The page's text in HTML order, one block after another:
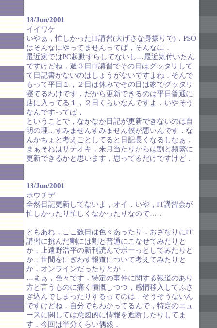
18/Jun/2001
イイワケ
いやぁ，忙しかったIT講習(大げさな身振りで)．PSO
はそんなにやってませんってば，そんなに．
最近家ではPC起動すらしてないし…最近気付いたん
ですけどね，週３日IT講習でその日はグッタリして
て日記書かないのはしょうがないですよね．そんで
もって平日１，２日は休みでその日は家でグッタリ
寝てるわけです．だから更新できるのは平日普通に
店に入ってる１，２日くらいなんですよ．いやそう
なんですってば．
ということで，なかなか日記が更新できないのは自
明の理…すみませんすみません僕が悪いんです．な
んかちょと考えごとしてると日記長くなるしなぁ．
まぁそれはサテオキ，来月当たりからは割と頻繁に
更新できるかと思います，思ってるだけですけど．
13/Jun/2001
ホウチデ
全然日記更新してないよ，オイ．いや，IT講習会が
忙しかったり忙しくなかったりなので…．
ともあれ，ここ数日は色々あったり．おざなりにIT
講習に挑んだ割には割と普通にこなせてみたりと
か，上遠野浩平の新刊読んでボーっとしてみたりと
か，世間をにぎわす報道について考えてみたりと
か，オンラインだったりとか．
…まぁ，色々です．特定の事件に関する報道のあり
方と言うものに痛く憤慨しつつ，感情移入してふさ
ぎ込んでしまったりするってのは，そうそうないん
ですけどね．自分でもわかってるんで，特定のニュ
ースに関しては意図的に情報を遮断したりしてま
す．今回は半分くらい偶然．